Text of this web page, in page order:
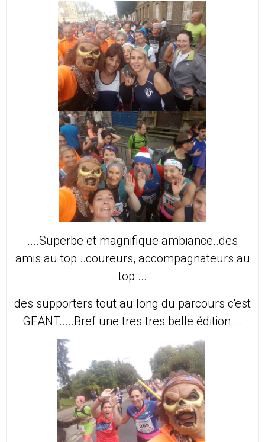
....Superbe et magnifique ambiance..des
amis au top ..coureurs, accompagnateurs au
top ...
des supporters tout au long du parcours c'est
GEANT.....Bref une tres tres belle édition....